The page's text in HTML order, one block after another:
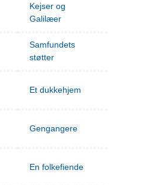
Kejser og
Galilæer
Samfundets
støtter
Et dukkehjem
Gengangere
En folkefiende